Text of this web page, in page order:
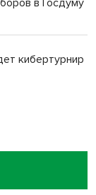
в Госдуму
кибертурнир